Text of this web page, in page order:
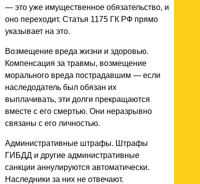
— это уже имущественное обязательство, и
оно переходит. Статья 1175 ГК РФ прямо
указывает на это.
Возмещение вреда жизни и здоровью.
Компенсация за травмы, возмещение
морального вреда пострадавшим — если
наследодатель был обязан их
выплачивать, эти долги прекращаются
вместе с его смертью. Они неразрывно
связаны с его личностью.
Административные штрафы. Штрафы
ГИБДД и другие административные
санкции аннулируются автоматически.
Наследники за них не отвечают.